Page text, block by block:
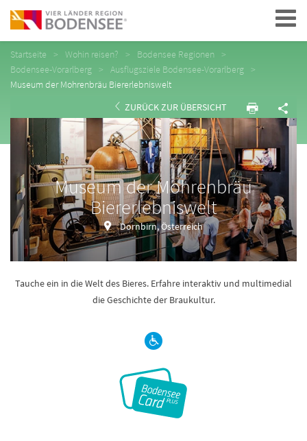
Navigation
Startseite Wohin reisen?
Bodensee Regionen
Bodensee-Vorarlberg
Ausflugsziele Bodensee-Vorarlberg
Museum der Mohrenbräu Biererlebniswelt
ZURÜCK ZUR ÜBERSICHT
Museum der Mohrenbräu
Biererlebniswelt
Dornbirn, Österreich
Tauche ein in die Welt des Bieres. Erfahre interaktiv und multimedial
die Geschichte der Braukultur.